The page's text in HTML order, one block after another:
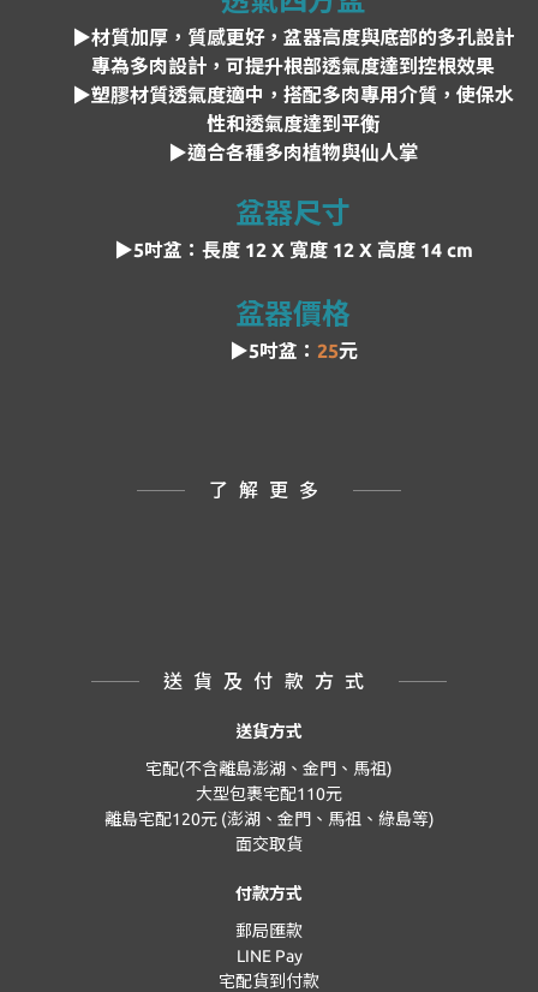
▶材質加厚，質感更好，盆器高度與底部的多孔設計
專為多肉設計，可提升根部透氣度達到控根效果
▶塑膠材質透氣度適中，搭配多肉專用介質，使保水
性和透氣度達到平衡
▶適合各種多肉植物與仙人掌
盆器尺寸
▶5吋盆： 長度12 X 寬度 12 X 高度 14 cm
盆器價格
▶5吋盆： 25元
了解更多
送貨及付款方式
送貨方式
宅配(不含離島澎湖、金門、馬祖)
大型包裹宅配110元
離島宅配120元 (澎湖、金門、馬祖、綠島等)
面交取貨
付款方式
郵局匯款
LINE Pay
宅配貨到付款